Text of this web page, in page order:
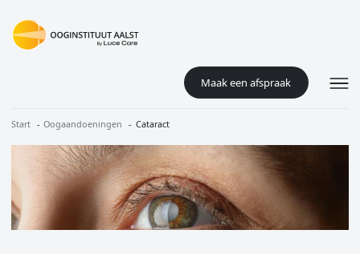
Maak een afspraak
Kruimelpad
Start Oogaandoeningen Cataract